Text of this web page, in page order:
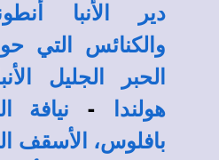
دير الأنبا
والكنائس التي
الحبر الجليل
هولندا
-
نيافة
بافلوس، الأسقف